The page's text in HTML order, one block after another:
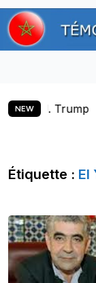
Skip
to
content
NEWJ. Trump
Étiquette : El